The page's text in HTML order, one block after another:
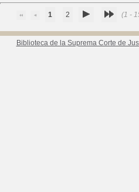
1 2 (1 -
Biblioteca de la Suprema Corte de